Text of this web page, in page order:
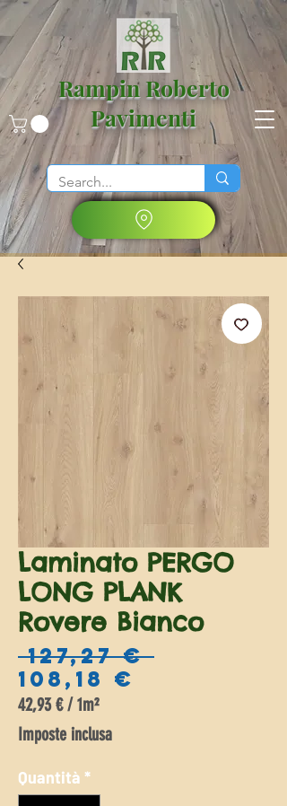
Rampin Roberto
Pavimenti
Laminato PERGO
LONG PLANK
Rovere Bianco
127,27 € Prezzo
108,18 €
42,93 € /1m²
42,93 €
ogni
1
Metro
Imposte inclusa
Quantità *